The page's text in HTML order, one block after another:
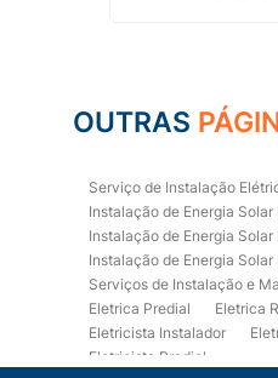
OUTRAS
Serviço de Instalação
Instalação de Energia Solar
Instalação de Energia
Instalação de Energia Solar
Serviços de Instalação e
Eletrica Predial
Eletrica
Eletricista Instalador
Eletricista Predial